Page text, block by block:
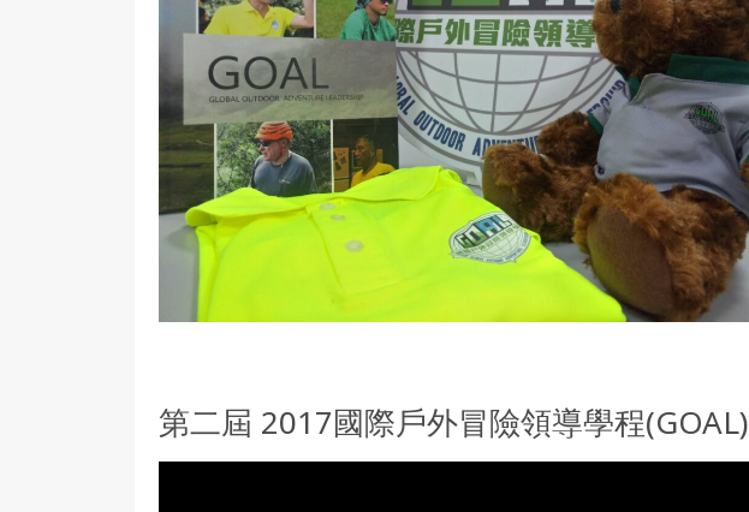
第二屆 2017國際戶外冒險領導學程(GOAL)